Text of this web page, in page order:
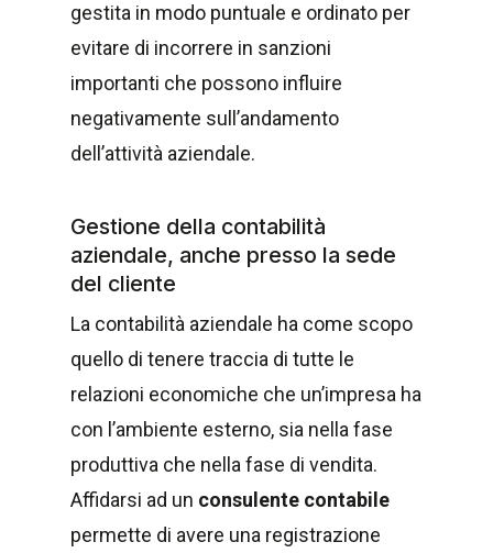
gestita in modo puntuale e ordinato per
evitare di incorrere in sanzioni
importanti che possono influire
negativamente sull’andamento
dell’attività aziendale.
Gestione della contabilità
aziendale, anche presso la sede
del cliente
La contabilità aziendale ha come scopo
quello di tenere traccia di tutte le
relazioni economiche che un’impresa ha
con l’ambiente esterno, sia nella fase
produttiva che nella fase di vendita.
Affidarsi ad un consulente contabile
permette di avere una registrazione